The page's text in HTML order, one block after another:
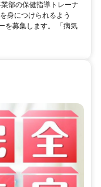
部の保健指導トレーナ
身につけられるよう
を募集します。 「病気